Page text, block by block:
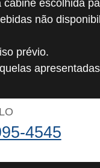
escolhida
não
prévio.
4545